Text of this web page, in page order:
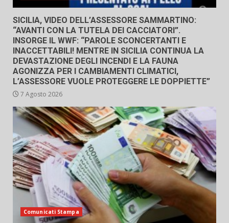
SICILIA, VIDEO DELL’ASSESSORE SAMMARTINO:
“AVANTI CON LA TUTELA DEI CACCIATORI”.
INSORGE IL WWF: “PAROLE SCONCERTANTI E
INACCETTABILI! MENTRE IN SICILIA CONTINUA LA
DEVASTAZIONE DEGLI INCENDI E LA FAUNA
AGONIZZA PER I CAMBIAMENTI CLIMATICI,
L’ASSESSORE VUOLE PROTEGGERE LE DOPPIETTE”
7 Agosto 2026
Comunicati Stampa